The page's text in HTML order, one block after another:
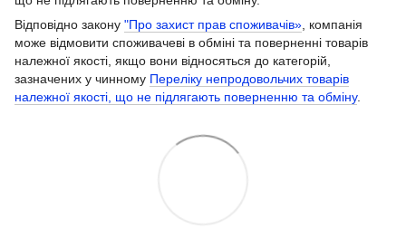
Відповідно закону "Про захист прав споживачів» , компанія
може відмовити споживачеві в обміні та поверненні товарів
належної якості, якщо вони відносяться до категорій,
зазначених у чинному Переліку непродовольчих товарів
належної якості, що не підлягають поверненню та обміну.